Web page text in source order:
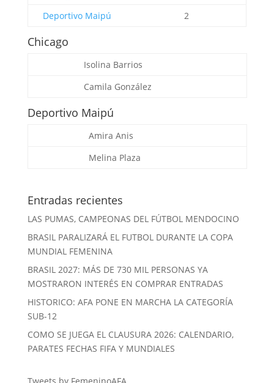
Deportivo Maipú
2
Chicago
Isolina Barrios
Camila González
Deportivo Maipú
Amira Anis
Melina Plaza
Entradas recientes
LAS PUMAS, CAMPEONAS DEL FÚTBOL MENDOCINO
BRASIL PARALIZARÁ EL FUTBOL DURANTE LA COPA
MUNDIAL FEMENINA
BRASIL 2027: MÁS DE 730 MIL PERSONAS YA
MOSTRARON INTERÉS EN COMPRAR ENTRADAS
HISTORICO: AFA PONE EN MARCHA LA CATEGORÍA
SUB-12
COMO SE JUEGA EL CLAUSURA 2026: CALENDARIO,
PARATES FECHAS FIFA Y MUNDIALES